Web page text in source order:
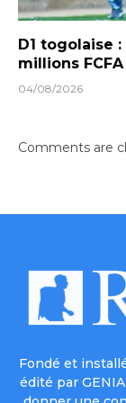
D1 togolaise
millions
04/08/2026
Comments are
Fondé et
édité par